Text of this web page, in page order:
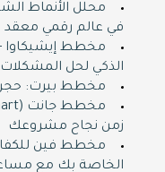
محلل الأنماط
في عالم رقمي معقد
مخطط
الذكي لحل
مخطط بيرت: حجر
زمن نجاح مشروعك
مخطط فين
الخاصة بك مع